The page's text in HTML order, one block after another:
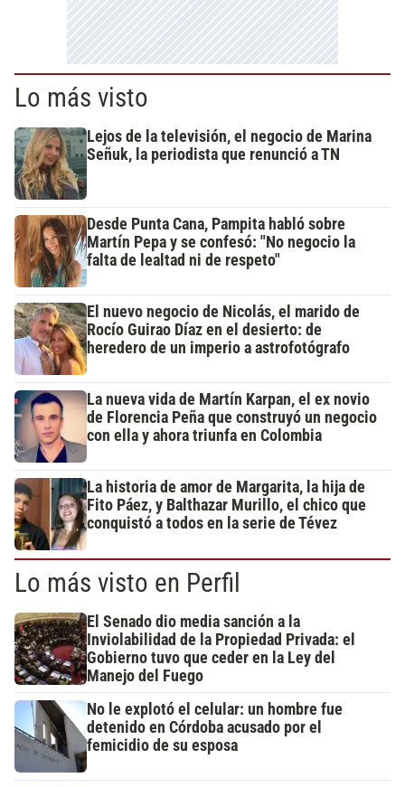
Lo más visto
Lejos de la televisión, el negocio de Marina
Señuk, la periodista que renunció a TN
Desde Punta Cana, Pampita habló sobre
Martín Pepa y se confesó: "No negocio la
falta de lealtad ni de respeto"
El nuevo negocio de Nicolás, el marido de
Rocío Guirao Díaz en el desierto: de
heredero de un imperio a astrofotógrafo
La nueva vida de Martín Karpan, el ex novio
de Florencia Peña que construyó un negocio
con ella y ahora triunfa en Colombia
La historia de amor de Margarita, la hija de
Fito Páez, y Balthazar Murillo, el chico que
conquistó a todos en la serie de Tévez
Lo más visto en Perfil
El Senado dio media sanción a la
Inviolabilidad de la Propiedad Privada: el
Gobierno tuvo que ceder en la Ley del
Manejo del Fuego
No le explotó el celular: un hombre fue
detenido en Córdoba acusado por el
femicidio de su esposa